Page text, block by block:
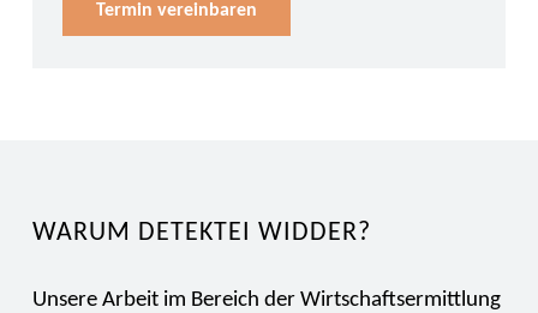
Termin vereinbaren
WARUM DETEKTEI WIDDER?
Unsere Arbeit im Bereich der Wirtschaftsermittlung